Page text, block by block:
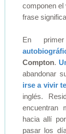
componen el
frase
En
Compton.
abandonar
irse a vivir
inglés.
encuentran
hacia allí
pasar los